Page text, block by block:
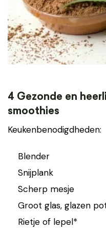
4 Gezonde en
smoothies
Keukenbenodigdheden:
Blender
Snijplank
Scherp mesje
Groot glas, glazen
Rietje of lepel*